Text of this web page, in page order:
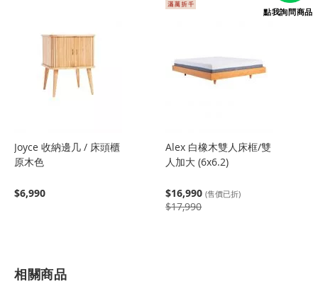
Joyce 收納邊几 / 床頭櫃
原木色
$6,990
Alex 白橡木雙人床框/雙
人加大 (6x6.2)
$16,990 (售價已折)
$17,990
相關商品
點我詢問商品